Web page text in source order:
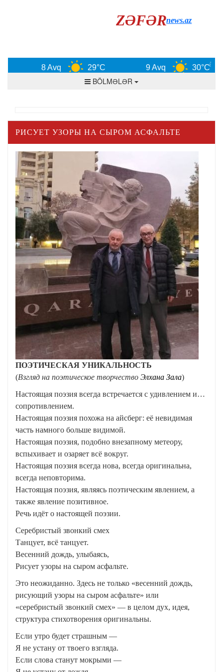
ZƏFƏRnews.az
8 Avq 29°C 9 Avq 30°C
BÖLMƏLƏR
РИСУЕТ УЗОРЫ НА СЫРОМ АСФАЛЬТЕ
ПОЭТИЧЕСКАЯ УНИКАЛЬНОСТЬ
(Взгляд на поэтическое творчество Элхана Зала)
Настоящая поэзия всегда встречается с удивлением и…
сопротивлением.
Настоящая поэзия похожа на айсберг: её невидимая
часть намного больше видимой.
Настоящая поэзия, подобно внезапному метеору,
вспыхивает и озаряет всё вокруг.
Настоящая поэзия всегда нова, всегда оригинальна,
всегда неповторима.
Настоящая поэзия, являясь поэтическим явлением, а
также явление позитивное.
Речь идёт о настоящей поэзии.
Серебристый звонкий смех
Танцует, всё танцует.
Весенний дождь, улыбаясь,
Рисует узоры на сыром асфальте.
Это неожиданно. Здесь не только «весенний дождь,
рисующий узоры на сыром асфальте» или
«серебристый звонкий смех» — в целом дух, идея,
структура стихотворения оригинальны.
Если утро будет страшным —
Я не устану от твоего взгляда.
Если слова станут мокрыми —